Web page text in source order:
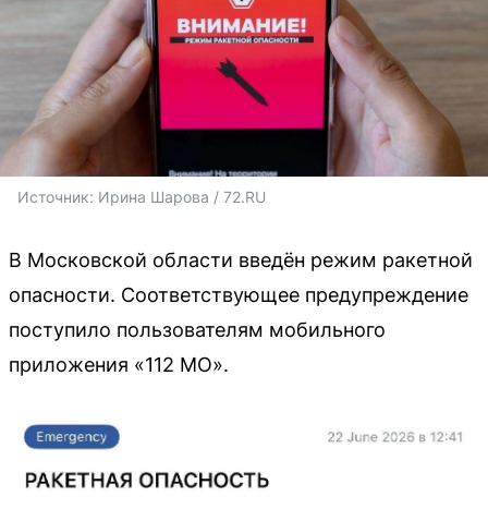
Источник: Ирина Шарова / 72.RU
В Московской области введён режим ракетной
опасности. Соответствующее предупреждение
поступило пользователям мобильного
приложения «112 МО».